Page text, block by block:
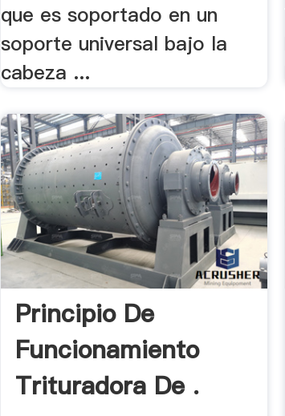
que es soportado en un
soporte universal bajo la
cabeza ...
Principio De
Funcionamiento
Trituradora De .